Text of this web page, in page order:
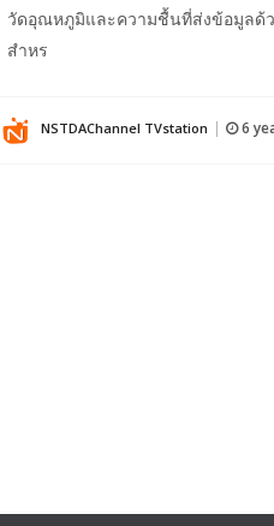
วัดอุณหภูมิและความชื้นที่ส่งข้อมูลด้
สำหร
NSTDAChannel TVstation 6